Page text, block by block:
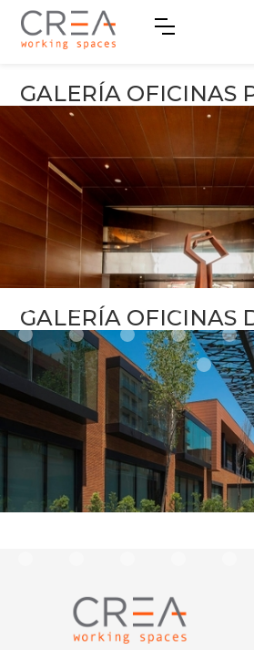
GALERÍA OFICINAS
GALERÍA OFICINAS